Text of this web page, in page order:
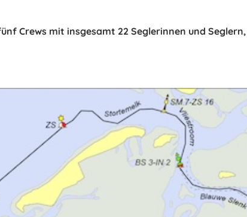
Crews mit insgesamt 22 Seglerinnen und